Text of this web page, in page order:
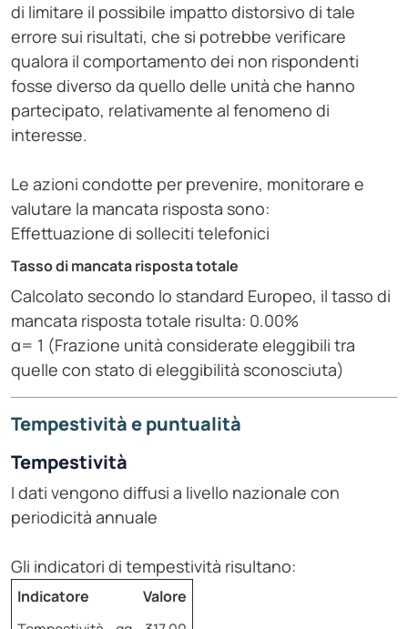
di limitare il possibile impatto distorsivo di tale
errore sui risultati, che si potrebbe verificare
qualora il comportamento dei non rispondenti
fosse diverso da quello delle unità che hanno
partecipato, relativamente al fenomeno di
interesse.
Le azioni condotte per prevenire, monitorare e
valutare la mancata risposta sono:
Effettuazione di solleciti telefonici
Tasso di mancata risposta totale
Calcolato secondo lo standard Europeo, il tasso di
mancata risposta totale risulta: 0.00%
α= 1 (Frazione unità considerate eleggibili tra
quelle con stato di eleggibilità sconosciuta)
Tempestività e puntualità
Tempestività
I dati vengono diffusi a livello nazionale con
periodicità annuale
Gli indicatori di tempestività risultano:
Indicatore
Valore